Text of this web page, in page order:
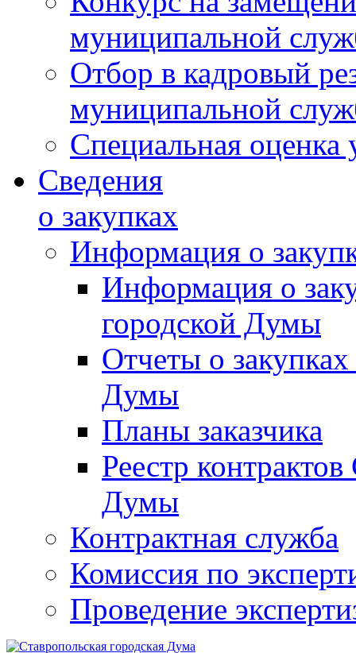
муниципальной
Отбор в кадровый
муниципальной
Специальная оценка
Сведения
о закупках
Информация о
Информация о
городской Думы
Отчеты о
Думы
Планы заказчика
Реестр
Думы
Контрактная служба
Комиссия по
Проведение